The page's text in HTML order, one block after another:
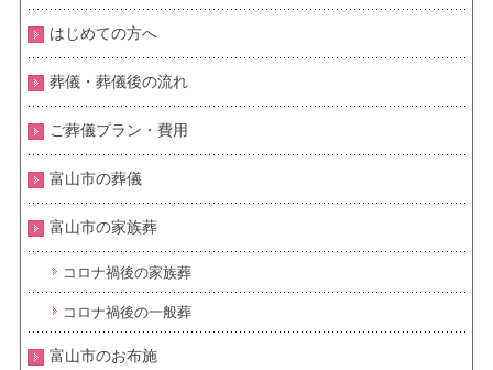
はじめての方へ
葬儀・葬儀後の流れ
ご葬儀プラン・費用
富山市の葬儀
富山市の家族葬
コロナ禍後の家族葬
コロナ禍後の一般葬
富山市のお布施